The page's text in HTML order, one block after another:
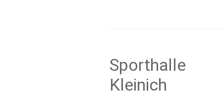
Sporthalle
Kleinich